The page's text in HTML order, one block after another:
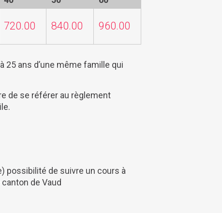
720.00 840.00 960.00
25 ans d’une même famille qui
de se référer au règlement
possibilité de suivre un cours à
de Vaud